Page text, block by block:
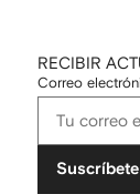
RECIBIR
Correo
Suscríbete